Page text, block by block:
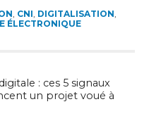
CNI DIGITALISATION
ÉLECTRONIQUE
: ces 5 signaux
un projet voué à